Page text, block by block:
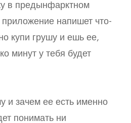
в предынфарктном
напишет что-
купи грушу и ешь ее,
минут у тебя будет
и зачем ее есть именно
понимать ни